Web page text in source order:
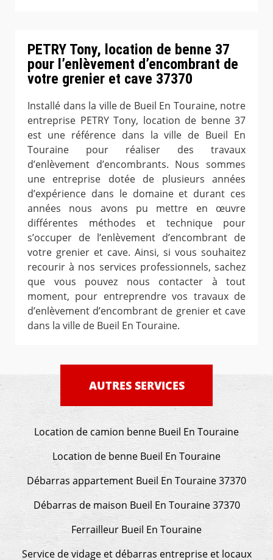
PETRY Tony, location de benne 37
pour l’enlèvement d’encombrant de
votre grenier et cave 37370
Installé dans la ville de Bueil En Touraine, notre
entreprise PETRY Tony, location de benne 37
est une référence dans la ville de Bueil En
Touraine pour réaliser des travaux
d’enlèvement d’encombrants. Nous sommes
une entreprise dotée de plusieurs années
d’expérience dans le domaine et durant ces
années nous avons pu mettre en œuvre
différentes méthodes et technique pour
s’occuper de l’enlèvement d’encombrant de
votre grenier et cave. Ainsi, si vous souhaitez
recourir à nos services professionnels, sachez
que vous pouvez nous contacter à tout
moment, pour entreprendre vos travaux de
d’enlèvement d’encombrant de grenier et cave
dans la ville de Bueil En Touraine.
AUTRES SERVICES
Location de camion benne Bueil En Touraine
Location de benne Bueil En Touraine
Débarras appartement Bueil En Touraine 37370
Débarras de maison Bueil En Touraine 37370
Ferrailleur Bueil En Touraine
Service de vidage et débarras entreprise et locaux